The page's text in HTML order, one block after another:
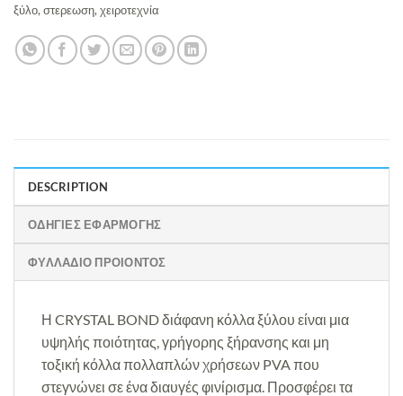
ξύλο, στερεωση, χειροτεχνία
DESCRIPTION
ΟΔΗΓΙΕΣ ΕΦΑΡΜΟΓΗΣ
ΦΥΛΛΑΔΙΟ ΠΡΟΙΟΝΤΟΣ
Η CRYSTAL BOND διάφανη κόλλα ξύλου είναι μια
υψηλής ποιότητας, γρήγορης ξήρανσης και μη
τοξική κόλλα πολλαπλών χρήσεων PVA που
στεγνώνει σε ένα διαυγές φινίρισμα. Προσφέρει τα